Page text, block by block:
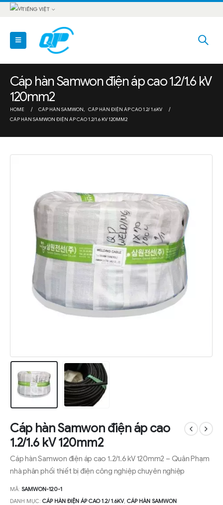
TIẾNG VIỆT
Cáp hàn Samwon điện áp cao 1.2/1.6 kV
120mm2
HOME CÁP HÀN SAMWON, CÁP HÀN ĐIỆN ÁP CAO 1.2/ 1.6KV
CÁP HÀN SAMWON ĐIỆN ÁP CAO 1.2/1.6 KV 120MM2
Cáp hàn Samwon điện áp cao
1.2/1.6 kV 120mm2
Cáp hàn Samwon điện áp cao 1.2/1.6 kV 120mm2 – Quân Phạm
nhà phân phối thiết bị điện công nghiệp chuyên nghiệp
MÃ: SAMWON-120-1
DANH MỤC: CÁP HÀN ĐIỆN ÁP CAO 1.2/ 1.6KV, CÁP HÀN SAMWON